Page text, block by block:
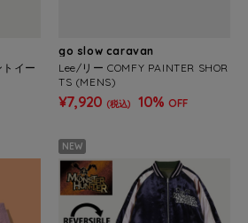
イー
go slow caravan
Lee/リー COMFY PAINTER SHOR
TS (MENS)
¥7,920 (税込) 10% OFF
NEW